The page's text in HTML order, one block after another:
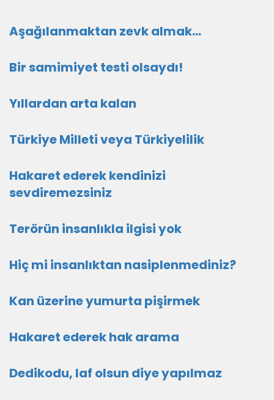
Aşağılanmaktan zevk almak…
Bir samimiyet testi olsaydı!
Yıllardan arta kalan
Türkiye Milleti veya Türkiyelilik
Hakaret ederek kendinizi
sevdiremezsiniz
Terörün insanlıkla ilgisi yok
Hiç mi insanlıktan nasiplenmediniz?
Kan üzerine yumurta pişirmek
Hakaret ederek hak arama
Dedikodu, laf olsun diye yapılmaz